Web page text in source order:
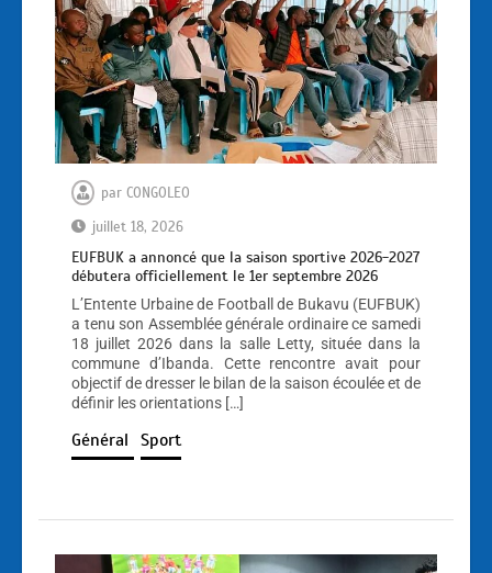
par CONGOLEO
juillet 18, 2026
EUFBUK a annoncé que la saison sportive 2026-2027
débutera officiellement le 1er septembre 2026
L’Entente Urbaine de Football de Bukavu (EUFBUK)
a tenu son Assemblée générale ordinaire ce samedi
18 juillet 2026 dans la salle Letty, située dans la
commune d’Ibanda. Cette rencontre avait pour
objectif de dresser le bilan de la saison écoulée et de
définir les orientations […]
Général Sport